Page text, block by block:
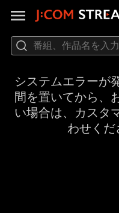
システムエラーが
間を置いてから、
い場合は、カスタ
わせくだ